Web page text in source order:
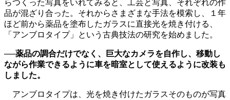
らつくった写真をいれてみると、工芸と写真、それぞれの作
品が混ざり合った。それからさまざまな手法を模索し、１年
ほど前から薬品を塗布したガラスに直接光を焼き付ける、
「アンブロタイプ」という古典技法の研究を始めました。
──薬品の調合だけでなく、巨大なカメラを自作し、移動し
ながら作業できるように車を暗室として使えるように改装も
しました。
アンブロタイプは、光を焼き付けたガラスそのものが写真